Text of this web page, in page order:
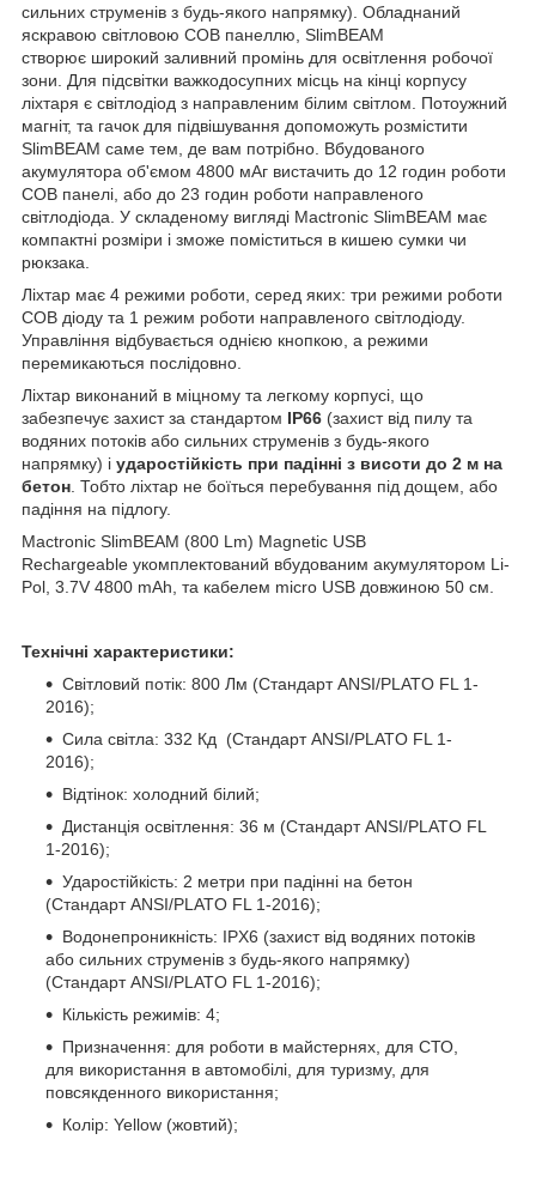
сильних струменів з будь-якого напрямку). Обладнаний
яскравою світловою COB панеллю, SlimBEAM
створює широкий заливний промінь для освітлення робочої
зони. Для підсвітки важкодосупних місць на кінці корпусу
ліхтаря є світлодіод з направленим білим світлом. Потоужний
магніт, та гачок для підвішування допоможуть розмістити
SlimBEAM саме тем, де вам потрібно. Вбудованого
акумулятора об'ємом 4800 мАг вистачить до 12 годин роботи
COB панелі, або до 23 годин роботи направленого
світлодіода. У складеному вигляді Mactronic SlimBEAM має
компактні розміри і зможе поміститься в кишею сумки чи
рюкзака.
Ліхтар має 4 режими роботи, серед яких: три режими роботи
COB діоду та 1 режим роботи направленого світлодіоду.
Управління відбувається однією кнопкою, а режими
перемикаються послідовно.
Ліхтар виконаний в міцному та легкому корпусі, що
забезпечує захист за стандартом IP66 (захист від пилу та
водяних потоків або сильних струменів з будь-якого
напрямку) і ударостійкість при падінні з висоти до 2 м на
бетон . Тобто ліхтар не боїться перебування під дощем, або
падіння на підлогу.
Mactronic SlimBEAM (800 Lm) Magnetic USB
Rechargeable укомплектований вбудованим акумулятором Li-
Pol, 3.7V 4800 mAh, та кабелем micro USB довжиною 50 см.
Технічні характеристики:
Світловий потік: 800 Лм (Стандарт ANSI/PLATO FL 1-
2016);
Сила світла: 332 Кд (Стандарт ANSI/PLATO FL 1-
2016);
Відтінок: холодний білий;
Дистанція освітлення: 36 м (Стандарт ANSI/PLATO FL
1-2016);
Ударостійкість: 2 метри при падінні на бетон
(Стандарт ANSI/PLATO FL 1-2016);
Водонепроникність: IPX6 (захист від водяних потоків
або сильних струменів з будь-якого напрямку)
(Стандарт ANSI/PLATO FL 1-2016);
Кількість режимів: 4;
Призначення: для роботи в майстернях, для СТО,
для використання в автомобілі, для туризму, для
повсякденного використання;
Колір: Yellow (жовтий);